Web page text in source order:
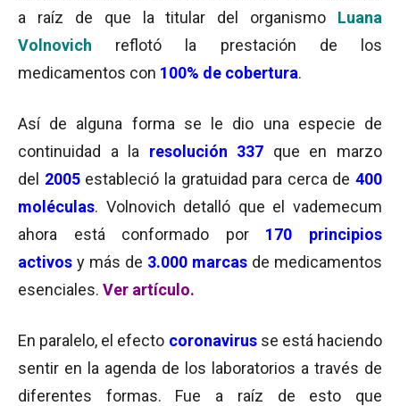
a raíz de que la titular del organismo Luana
Volnovich reflotó la prestación de los
medicamentos con 100% de cobertura.
Así de alguna forma se le dio una especie de
continuidad a la resolución 337 que en marzo
del 2005 estableció la gratuidad para cerca de 400
moléculas. Volnovich detalló que el vademecum
ahora está conformado por 170 principios
activos y más de 3.000 marcas de medicamentos
esenciales. Ver artículo.
En paralelo, el efecto coronavirus se está haciendo
sentir en la agenda de los laboratorios a través de
diferentes formas. Fue a raíz de esto que